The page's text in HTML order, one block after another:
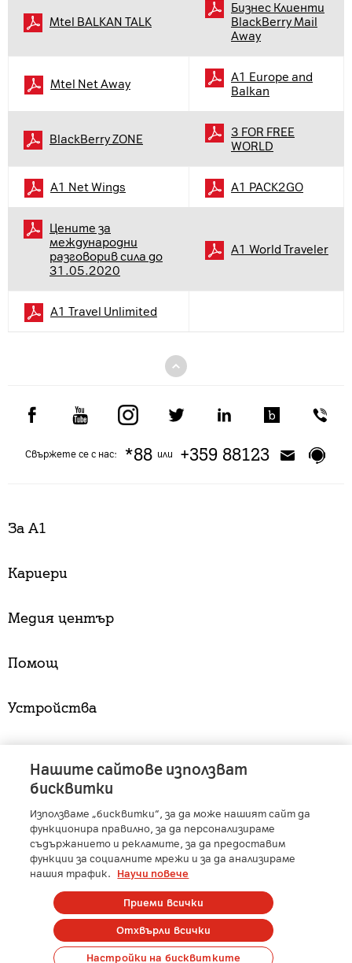
Mtel BALKAN TALK
Бизнес Клиенти
BlackBerry Mail
Away
Mtel Net Away
А1 Europe and
Balkan
BlackBerry ZONE
3 FOR FREE
WORLD
A1 Net Wings А1 PACK2GO
Цените за
международни
разговорив сила до
31.05.2020
A1 World Traveler
A1 Travel Unlimited
Свържете се с нас: *88или +359 88123
За А1
Кариери
Медия център
Помощ
Устройства
A1 Austria - A1 Croatia - A1 Serbia - A1 Belarus
A1 Bulgaria
- A1 Macedonia - A1 Slovenia
A1 Digital
- Member of A1 Group
Copyright © 2025 А1 България. | Protected by reCAPTCHA
Сметка Общи условия
Управление на лични данни
Нашите сайтове използват
бисквитки
Използваме „бисквитки“, за да може нашият сайт да
функционира правилно, за да персонализираме
съдържанието и рекламите, за да предоставим
функции за социалните мрежи и за да анализираме
нашия трафик.
Научи повече
Настройки на бисквитките
Отхвърли всички
Приеми всички